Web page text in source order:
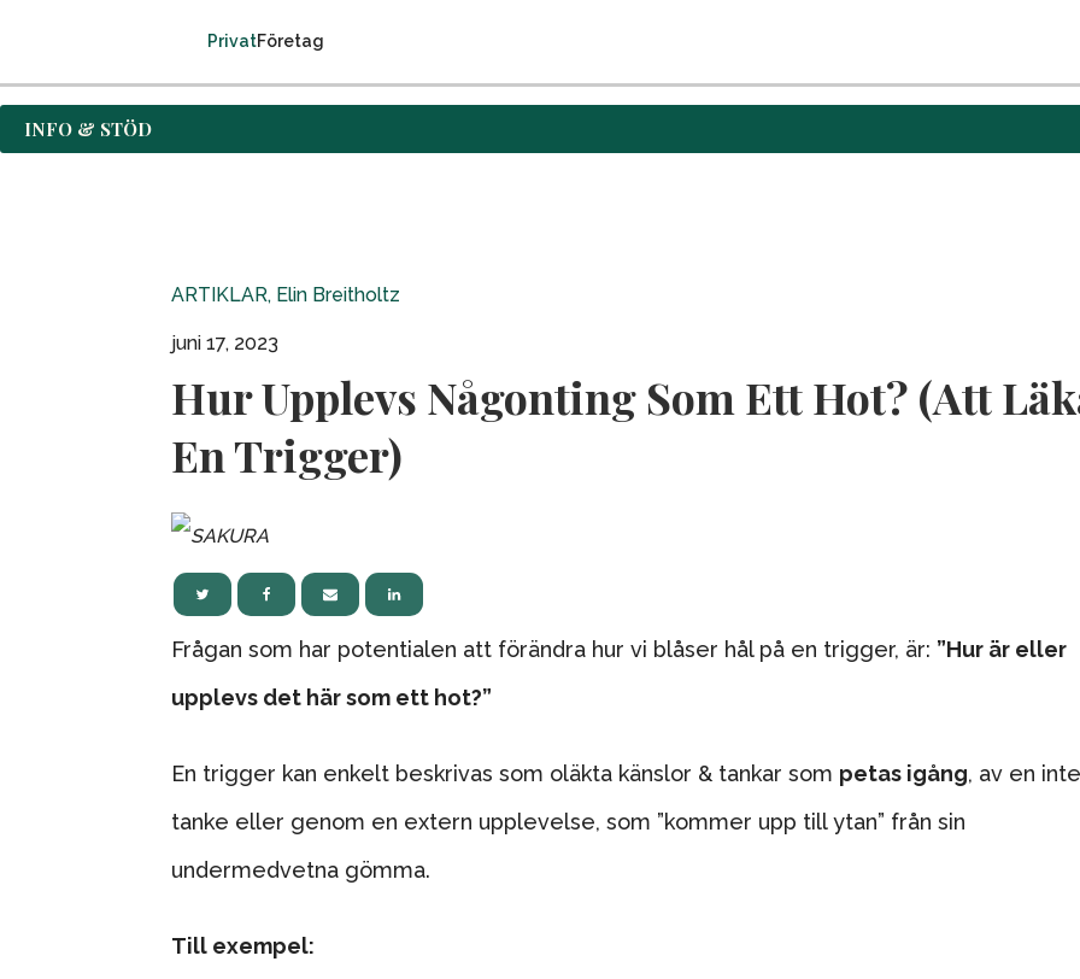
PrivatFöretag
INFO & STÖD
ARTIKLAR, Elin Breitholtz
juni 17, 2023
Hur Upplevs Någonting Som Ett Hot? (Att
En Trigger)
Frågan som har potentialen att förändra hur vi blåser hål på en trigger, är: ”Hur är eller
upplevs det här som ett hot?”
En trigger kan enkelt beskrivas som oläkta känslor & tankar som petas igång, av en
tanke eller genom en extern upplevelse, som ”kommer upp till ytan” från sin
undermedvetna gömma.
Till exempel: